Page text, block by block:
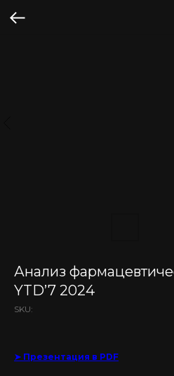
Анализ
YTD’7 2024
SKU:
➤ Презентация в PDF